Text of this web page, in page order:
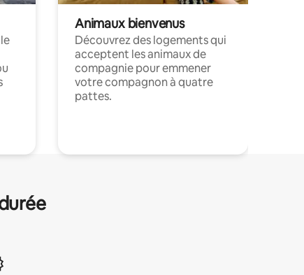
Animaux bienvenus
Découvrez des logements qui
acceptent les animaux de
compagnie pour emmener
votre compagnon à quatre
pattes.